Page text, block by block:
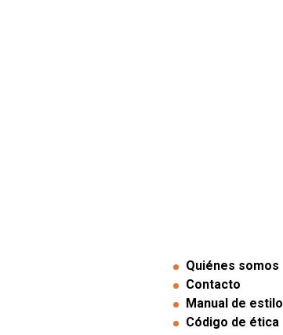
Quiénes somos
Contacto
Manual de estilo
Código de ética